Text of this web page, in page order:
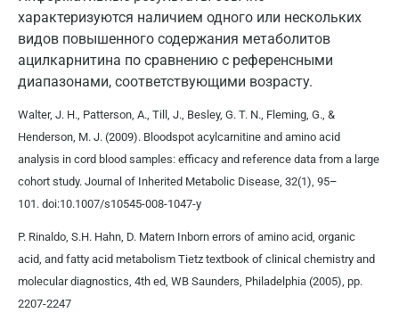
характеризуются наличием одного или нескольких
видов повышенного содержания метаболитов
ацилкарнитина по сравнению с референсными
диапазонами, соответствующими возрасту.
Walter, J. H., Patterson, A., Till, J., Besley, G. T. N., Fleming, G., &
Henderson, M. J. (2009). Bloodspot acylcarnitine and amino acid
analysis in cord blood samples: efficacy and reference data from a large
cohort study. Journal of Inherited Metabolic Disease, 32(1), 95–
101. doi:10.1007/s10545-008-1047-y
P. Rinaldo, S.H. Hahn, D. Matern Inborn errors of amino acid, organic
acid, and fatty acid metabolism Tietz textbook of clinical chemistry and
molecular diagnostics, 4th ed, WB Saunders, Philadelphia (2005), pp.
2207-2247
Ногинск
Обнинск
Одинцово
Омск
Орел
Орехово-Зуево
Павловский посад
Пенза